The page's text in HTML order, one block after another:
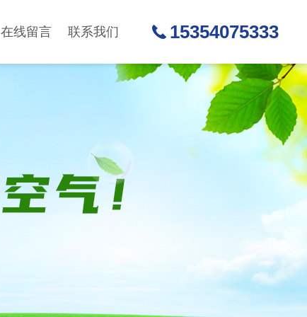
在线留言 联系我们 15354075333